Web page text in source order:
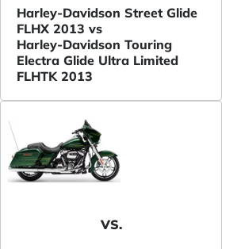
Harley-Davidson Street Glide
FLHX 2013 vs
Harley-Davidson Touring
Electra Glide Ultra Limited
FLHTK 2013
VS.